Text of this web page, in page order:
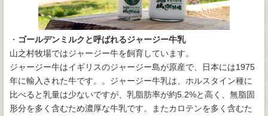
・ ゴールデンミルクと呼ばれるジャージー牛乳
山之村牧場ではジャージー牛を飼育しています。
ジャージー牛はイギリスのジャージー島が原産で、日本には1975
年に輸入された牛です。。ジャージー牛乳は、ホルスタイン種に
比べると乳量は少ないですが、乳脂肪率が約5.2%と高く、無脂固
形分を多く含むため濃厚な牛乳です。またカロテンを多く含むた